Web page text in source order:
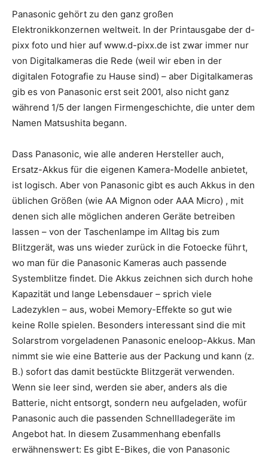
Panasonic gehört zu den ganz großen
Elektronikkonzernen weltweit. In der Printausgabe der d-
pixx foto und hier auf www.d-pixx.de ist zwar immer nur
von Digitalkameras die Rede (weil wir eben in der
digitalen Fotografie zu Hause sind) – aber Digitalkameras
gib es von Panasonic erst seit 2001, also nicht ganz
während 1/5 der langen Firmengeschichte, die unter dem
Namen Matsushita begann.
Dass Panasonic, wie alle anderen Hersteller auch,
Ersatz-Akkus für die eigenen Kamera-Modelle anbietet,
ist logisch. Aber von Panasonic gibt es auch Akkus in den
üblichen Größen (wie AA Mignon oder AAA Micro) , mit
denen sich alle möglichen anderen Geräte betreiben
lassen – von der Taschenlampe im Alltag bis zum
Blitzgerät, was uns wieder zurück in die Fotoecke führt,
wo man für die Panasonic Kameras auch passende
Systemblitze findet. Die Akkus zeichnen sich durch hohe
Kapazität und lange Lebensdauer – sprich viele
Ladezyklen – aus, wobei Memory-Effekte so gut wie
keine Rolle spielen. Besonders interessant sind die mit
Solarstrom vorgeladenen Panasonic eneloop-Akkus. Man
nimmt sie wie eine Batterie aus der Packung und kann (z.
B.) sofort das damit bestückte Blitzgerät verwenden.
Wenn sie leer sind, werden sie aber, anders als die
Batterie, nicht entsorgt, sondern neu aufgeladen, wofür
Panasonic auch die passenden Schnellladegeräte im
Angebot hat. In diesem Zusammenhang ebenfalls
erwähnenswert: Es gibt E-Bikes, die von Panasonic